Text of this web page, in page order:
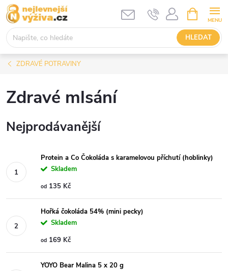
Přejít
na
obsah
HLEDAT
NÁKUPNÍ
KOŠÍK
ZDRAVÉ POTRAVINY
Zdravé mlsání
Nejprodávanější
Protein a Co Čokoláda s karamelovou příchutí (hoblinky)
Skladem
od 135 Kč
Hořká čokoláda 54% (mini pecky)
Skladem
od 169 Kč
YOYO Bear Malina 5 x 20 g